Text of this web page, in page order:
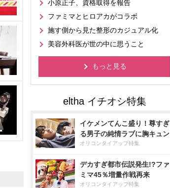
小原正子、資格取得を報告
ファミマとヒロアカがコラボ
施す側から見た整形のカジュアル化
美容外科医が世の中に思うこと
もっと見る
イケメンてんこ盛り！尊すぎ
る男子の純情ラブに胸キュン
オリコンタイアップ特集
デカすぎ都市伝説発生!?ファ
ミマ45％増量作戦再来
オリコンタイアップ特集